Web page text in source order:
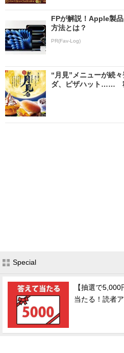
FPが解説！Apple製
方法とは？
PR(Fav-Log)
“月見”メニューが続
ダ、ピザハット……
Special
【抽選で
当たる！読者